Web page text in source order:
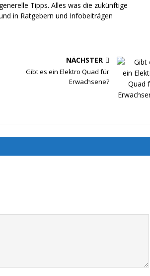
Tipps. Alles was die zukünftige
in Ratgebern und Infobeiträgen
NÄCHSTER
Gibt es ein Elektro Quad für
Erwachsene?